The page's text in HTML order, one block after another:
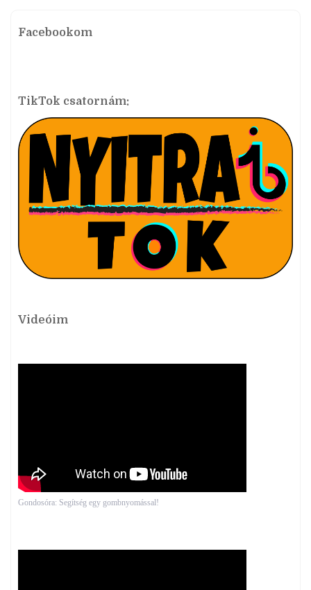
Facebookom
TikTok csatornám:
Videóim
Gondosóra: Segítség egy gombnyomással!